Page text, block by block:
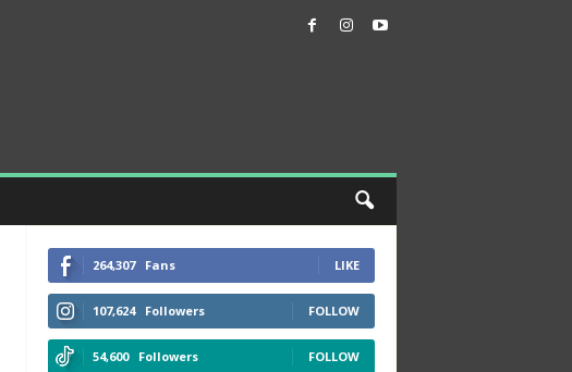
264,307 Fans LIKE
107,624 Followers FOLLOW
54,600 Followers FOLLOW